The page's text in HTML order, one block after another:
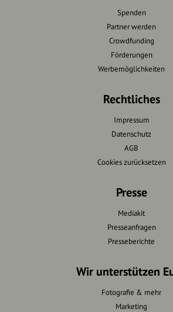
Spenden
Partner werden
Crowdfunding
Förderungen
Werbemöglichkeiten
Rechtliches
Impressum
Datenschutz
AGB
Cookies zurücksetzen
Presse
Mediakit
Presseanfragen
Presseberichte
Wir unterstützen
Fotografie & mehr
Marketing